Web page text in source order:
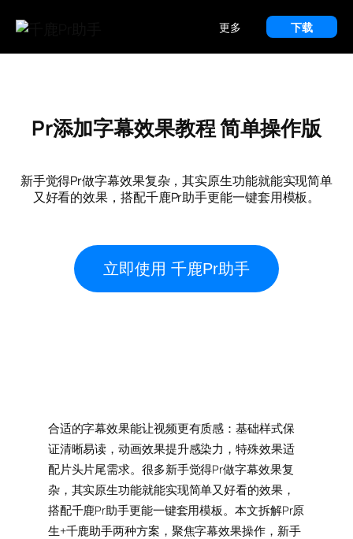
更多 下载
Pr添加字幕效果教程 简单操作版
新手觉得Pr做字幕效果复杂，其实原生功能就能实现简单
又好看的效果，搭配千鹿Pr助手更能一键套用模板。
立即使用 千鹿Pr助手
合适的字幕效果能让视频更有质感：基础样式保
证清晰易读，动画效果提升感染力，特殊效果适
配片头片尾需求。很多新手觉得Pr做字幕效果复
杂，其实原生功能就能实现简单又好看的效果，
搭配千鹿Pr助手更能一键套用模板。本文拆解Pr原
生+千鹿助手两种方案，聚焦字幕效果操作，新手